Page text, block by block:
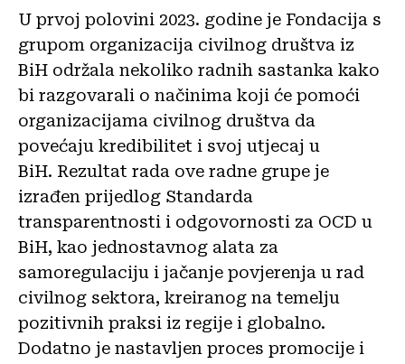
U prvoj polovini 2023. godine je Fondacija s
grupom organizacija civilnog društva iz
BiH održala nekoliko radnih sastanka kako
bi razgovarali o načinima koji će pomoći
organizacijama civilnog društva da
povećaju kredibilitet i svoj utjecaj u
BiH. Rezultat rada ove radne grupe je
izrađen prijedlog Standarda
transparentnosti i odgovornosti za OCD u
BiH, kao jednostavnog alata za
samoregulaciju i jačanje povjerenja u rad
civilnog sektora, kreiranog na temelju
pozitivnih praksi iz regije i globalno.
Dodatno je nastavljen proces promocije i